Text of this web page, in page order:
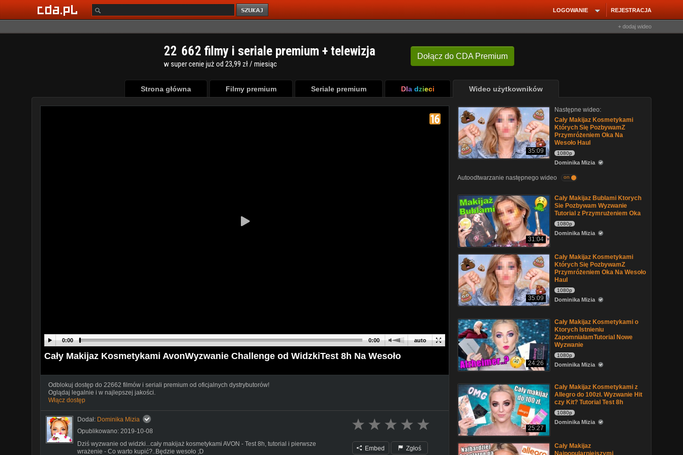
REJESTRACJA
LOGOWANIE
+ dodaj wideo
Dołącz do CDA Premium
22 662 filmy i seriale premium + telewizja
w super cenie już od 23,99 zł / miesiąc
Strona główna Filmy premium Seriale premium Dla dzieci Wideo użytkowników
auto
0:00 0:00
Cały Makijaz Kosmetykami AvonWyzwanie Challenge od WidzkiTest 8h Na Wesoło
Odblokuj dostęp do 22662 filmów i seriali premium od oficjalnych dystrybutorów!
Oglądaj legalnie i w najlepszej jakości.
Włącz dostęp
Dodał: Dominika Mizia
Opublikowano: 2019-10-08
Dziś wyzwanie od widzki...cały makijaż kosmetykami AVON - Test 8h, tutorial i pierwsze
wrażenie - Co warto kupić?..Będzie wesoło ;D
Embed Zgłoś
35:09
Następne wideo:
Cały Makijaz Kosmetykami
Których Się PozbywamZ
Przymróżeniem Oka Na
Wesoło Haul
1080p
Dominika Mizia
Autoodtwarzanie następnego wideo on
31:04
Cały Makijaz Bublami Ktorych
Sie Pozbywam Wyzwanie
Tutorial z Przymrużeniem Oka
1080p
Dominika Mizia
35:09
Cały Makijaz Kosmetykami
Których Się PozbywamZ
Przymróżeniem Oka Na Wesoło
Haul
1080p
Dominika Mizia
24:26
Cały Makijaz Kosmetykami o
Ktorych Istnieniu
ZapomniałamTutorial Nowe
Wyzwanie
1080p
Dominika Mizia
25:27
Cały Makijaz Kosmetykami z
Allegro do 100zł. Wyzwanie Hit
czy Kit? Tutorial Test 8h
1080p
Dominika Mizia
Cały Makijaz
Najpopularniejszymi